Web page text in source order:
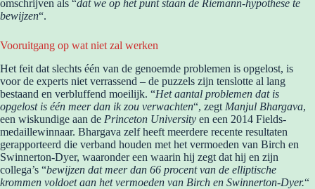
omschrijven als “dat we op het punt staan de Riemann-hypothese te
bewijzen“.
Vooruitgang op wat niet zal werken
Het feit dat slechts één van de genoemde problemen is opgelost, is
voor de experts niet verrassend – de puzzels zijn tenslotte al lang
bestaand en verbluffend moeilijk. “Het aantal problemen dat is
opgelost is één meer dan ik zou verwachten“, zegt Manjul Bhargava,
een wiskundige aan de Princeton University en een 2014 Fields-
medaillewinnaar. Bhargava zelf heeft meerdere recente resultaten
gerapporteerd die verband houden met het vermoeden van Birch en
Swinnerton-Dyer, waaronder een waarin hij zegt dat hij en zijn
collega’s “bewijzen dat meer dan 66 procent van de elliptische
krommen voldoet aan het vermoeden van Birch en Swinnerton-Dyer.“